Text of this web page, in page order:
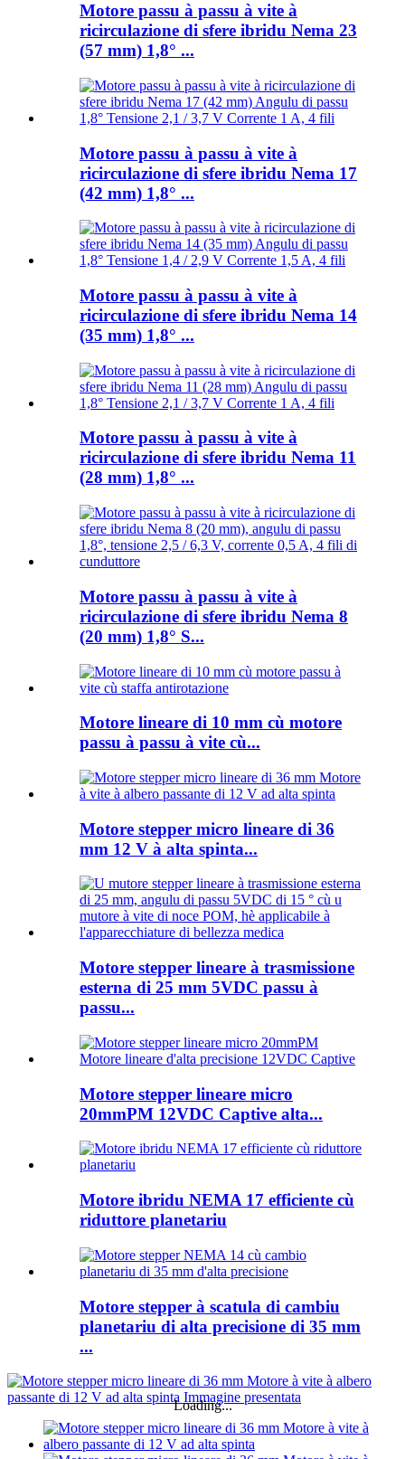
Motore passu à passu à vite à
ricirculazione di sfere ibridu Nema 23
(57 mm) 1,8° ...
Motore passu à passu à vite à
ricirculazione di sfere ibridu Nema 17
(42 mm) 1,8° ...
Motore passu à passu à vite à
ricirculazione di sfere ibridu Nema 14
(35 mm) 1,8° ...
Motore passu à passu à vite à
ricirculazione di sfere ibridu Nema 11
(28 mm) 1,8° ...
Motore passu à passu à vite à
ricirculazione di sfere ibridu Nema 8
(20 mm) 1,8° S...
Motore lineare di 10 mm cù motore
passu à passu à vite cù...
Motore stepper micro lineare di 36
mm 12 V à alta spinta...
Motore stepper lineare à trasmissione
esterna di 25 mm 5VDC passu à
passu...
Motore stepper lineare micro
20mmPM 12VDC Captive alta...
Motore ibridu NEMA 17 efficiente cù
riduttore planetariu
Motore stepper à scatula di cambiu
planetariu di alta precisione di 35 mm
...
Loading...